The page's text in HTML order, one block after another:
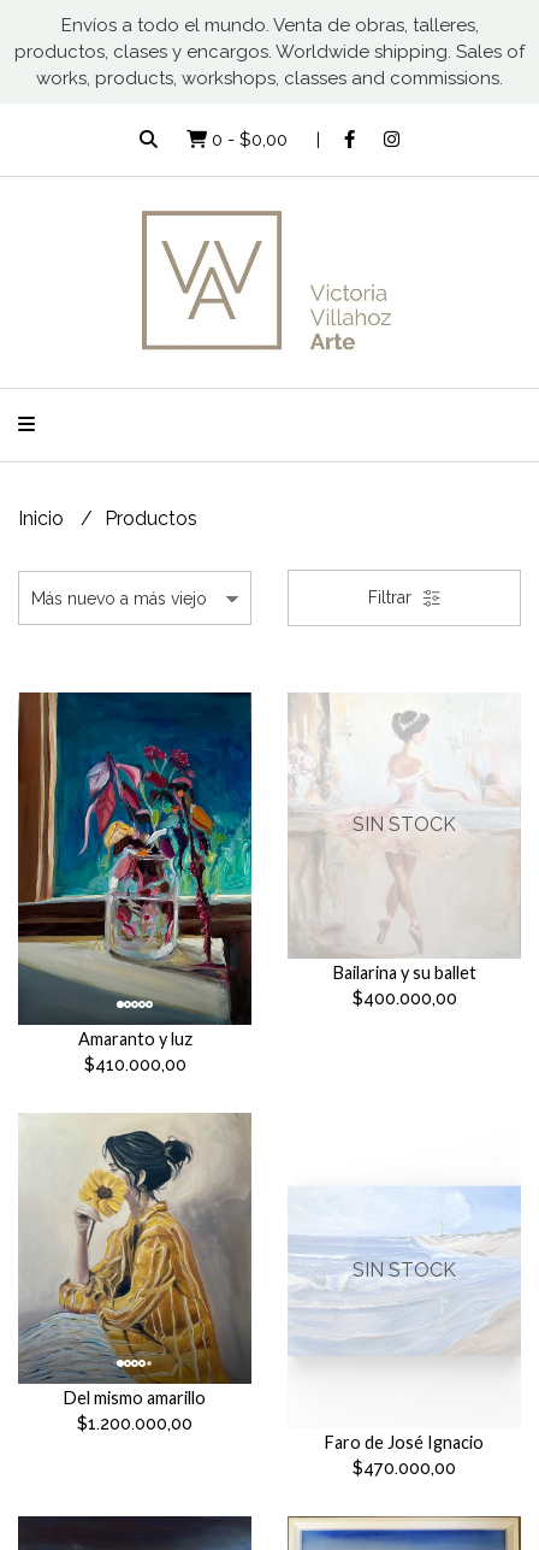
Envíos a todo el mundo. Venta de obras, talleres,
productos, clases y encargos. Worldwide shipping. Sales of
works, products, workshops, classes and commissions.
0 - $0,00
Inicio Productos
Filtrar
Amaranto y luz
$410.000,00
SIN STOCK
Bailarina y su ballet
$400.000,00
Del mismo amarillo
$1.200.000,00
SIN STOCK
Faro de José Ignacio
$470.000,00